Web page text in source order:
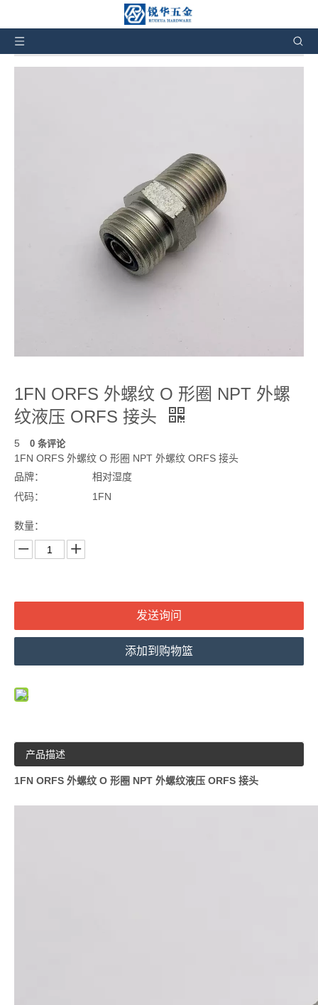
产品 » 液压管件
ORFS 外螺纹 O 形圈 NPT 外螺纹液压 ORFS 接头
1FN ORFS 外螺纹 O 形圈 NPT 外螺
纹液压 ORFS 接头
5 0 条评论
1FN ORFS 外螺纹 O 形圈 NPT 外螺纹 ORFS 接头
品牌：
相对湿度
代码：
1FN
数量：
发送询问
添加到购物篮
产品描述
1FN ORFS 外螺纹 O 形圈 NPT 外螺纹液压 ORFS 接头